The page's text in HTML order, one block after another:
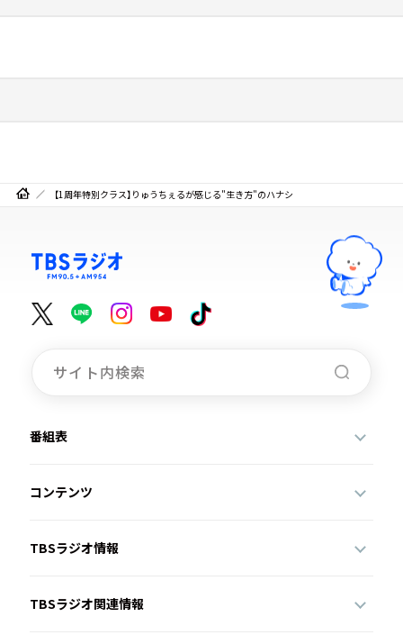
【1周年特別クラス】りゅうちぇるが感じる"生き方"のハナシ
番組表
コンテンツ
TBSラジオ情報
TBSラジオ関連情報